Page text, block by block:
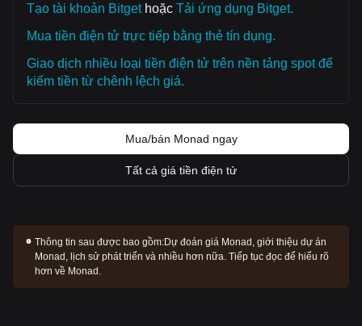
Tạo tài khoản Bitgethoặc Tải ứng dụng Bitget.
Mua tiền điện tử trực tiếp bằng thẻ tín dụng.
Giao dịch nhiều loại tiền điện tử trên nền tảng spot để
kiếm tiền từ chênh lệch giá.
Mua/bán Monad ngay
Tất cả giá tiền điện tử
Thông tin sau được bao gồm:Dự đoán giá Monad, giới thiệu dự án
Monad, lịch sử phát triển và nhiều hơn nữa. Tiếp tục đọc để hiểu rõ
hơn về Monad.